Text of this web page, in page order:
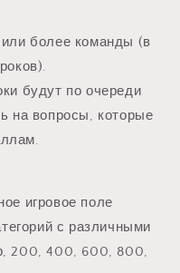
или более команды (в
будут по очереди
на вопросы, которые
игровое поле
с различными
200, 400, 600, 800,